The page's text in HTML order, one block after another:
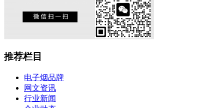
推荐栏目
电子烟品牌
网文资讯
行业新闻